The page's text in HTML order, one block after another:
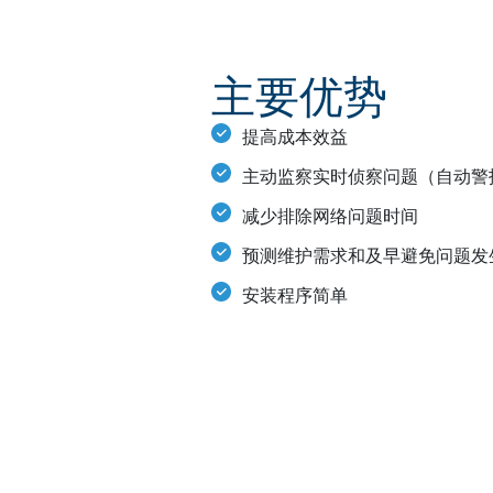
主要优势
提高成本效益
主动监察实时侦察问题（自动警
减少排除网络问题时间
预测维护需求和及早避免问题发
安装程序简单